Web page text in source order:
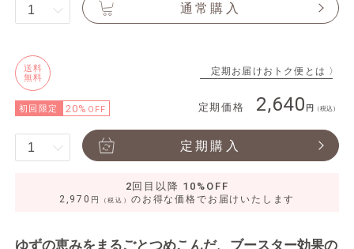
通常購入
初回限定 20% OFF
定期お届けおトク便とは 〉
定期価格
送料
無料
2,640 （税込）
定期購入
2回目以降 10%OFF
2,970 円 （税込） のお得な価格でお届けいたします
ゆずの恵みをまるごとつめこんだ、ブースター効果の